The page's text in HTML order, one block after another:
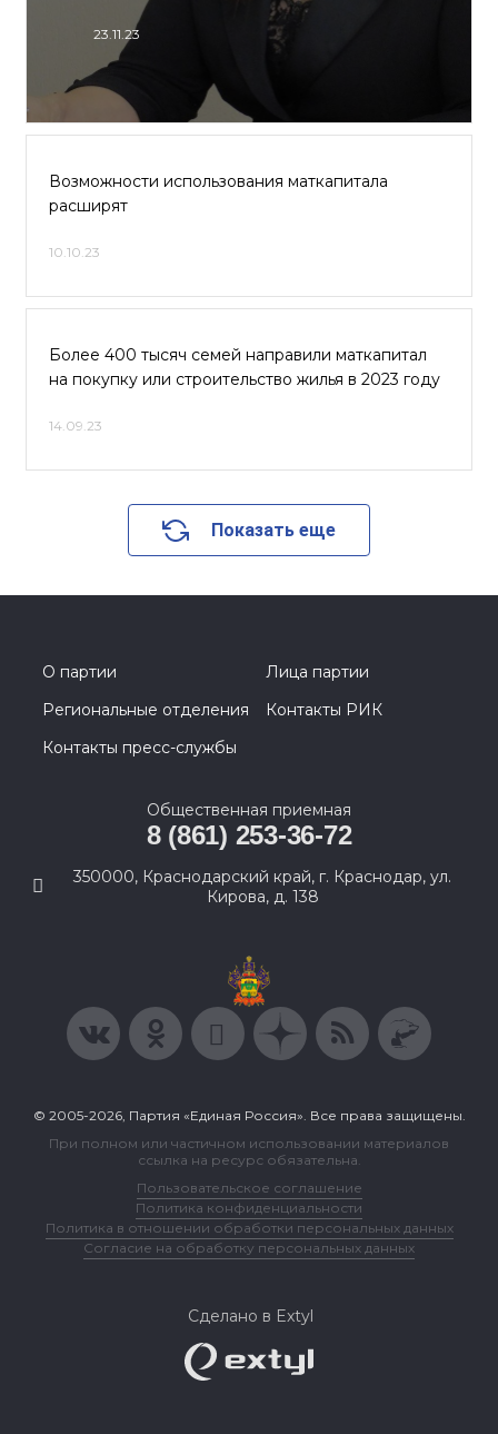
23.11.23
Возможности использования маткапитала
расширят
10.10.23
Более 400 тысяч семей направили маткапитал
на покупку или строительство жилья в 2023 году
14.09.23
Показать еще
О партии
Лица партии
Региональные отделения
Контакты РИК
Контакты пресс-службы
Общественная приемная
8 (861) 253-36-72
350000, Краснодарский край, г. Краснодар, ул.
Кирова, д. 138
© 2005-2026, Партия «Единая Россия». Все права защищены.
При полном или частичном использовании материалов
ссылка на ресурс обязательна.
Пользовательское соглашение
Политика конфиденциальности
Политика в отношении обработки персональных данных
Согласие на обработку персональных данных
Сделано в Extyl